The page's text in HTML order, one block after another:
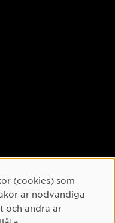
(cookies) som
är nödvändiga
och andra är